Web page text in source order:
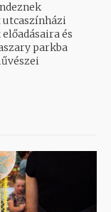
utcaszínházi
és
parkba